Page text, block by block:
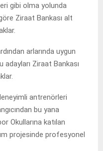
gibi olma yolunda
Ziraat Bankası alt
arlarında uygun
Ziraat Bankası
antrenörleri
bu yana
Okullarına katılan
projesinde profesyonel